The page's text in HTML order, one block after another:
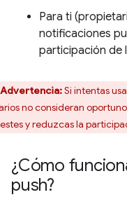
Para ti
notificaciones
participación de
Advertencia:Si intentas
no consideran
y reduzcas la
¿Cómo
push?